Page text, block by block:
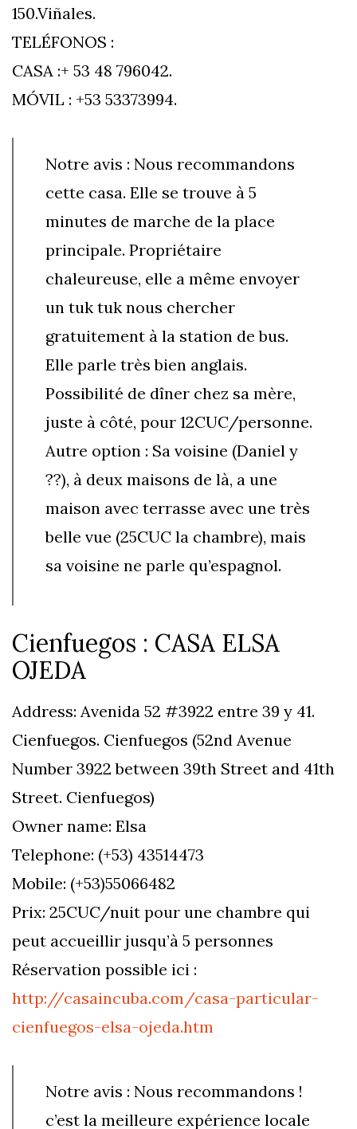
150.Viñales.
TELÉFONOS :
CASA :+ 53 48 796042.
MÓVIL : +53 53373994.
Notre avis : Nous recommandons
cette casa. Elle se trouve à 5
minutes de marche de la place
principale. Propriétaire
chaleureuse, elle a même envoyer
un tuk tuk nous chercher
gratuitement à la station de bus.
Elle parle très bien anglais.
Possibilité de dîner chez sa mère,
juste à côté, pour 12CUC/personne.
Autre option : Sa voisine (Daniel y
??), à deux maisons de là, a une
maison avec terrasse avec une très
belle vue (25CUC la chambre), mais
sa voisine ne parle qu’espagnol.
Cienfuegos : CASA ELSA
OJEDA
Address: Avenida 52 #3922 entre 39 y 41.
Cienfuegos. Cienfuegos (52nd Avenue
Number 3922 between 39th Street and 41th
Street. Cienfuegos)
Owner name: Elsa
Telephone: (+53) 43514473
Mobile: (+53)55066482
Prix: 25CUC/nuit pour une chambre qui
peut accueillir jusqu’à 5 personnes
Réservation possible ici :
http://casaincuba.com/casa-particular-
cienfuegos-elsa-ojeda.htm
Notre avis : Nous recommandons !
c’est la meilleure expérience locale